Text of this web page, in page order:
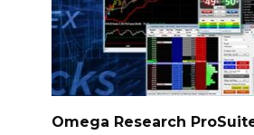
Omega Research